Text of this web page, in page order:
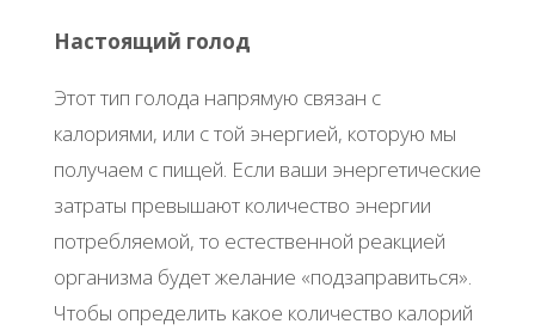
Настоящий голод
Этот тип голода напрямую связан с
калориями, или с той энергией, которую мы
получаем с пищей. Если ваши энергетические
затраты превышают количество энергии
потребляемой, то естественной реакцией
организма будет желание «подзаправиться».
Чтобы определить какое количество калорий